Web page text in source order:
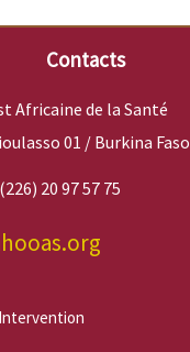
Contacts
Africaine de la Santé
01 / Burkina Faso
20 97 57 75